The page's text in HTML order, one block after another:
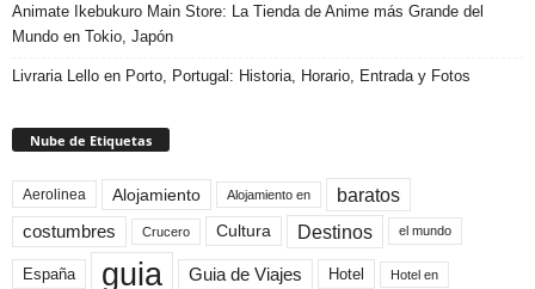
Animate Ikebukuro Main Store: La Tienda de Anime más Grande del
Mundo en Tokio, Japón
Livraria Lello en Porto, Portugal: Historia, Horario, Entrada y Fotos
Nube de Etiquetas
Aerolinea Alojamiento Alojamiento en baratos
costumbres Crucero Cultura Destinos el mundo
España guia Guia de Viajes Hotel Hotel en